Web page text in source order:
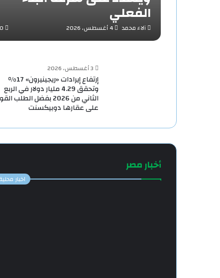
الفعلي
آلاء محمد 4 أغسطس، 2026 0
3 أغسطس، 2026
إرتفاع إيرادات «ريجينيرون» 17%
وتحقق 4.29 مليار دولار في الربع
الثاني من 2026 بفضل الطلب
على عقارها دوبيكسنت
أخبار مصر
اخبار محلية